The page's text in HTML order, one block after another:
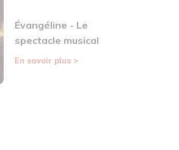
Évangéline - Le
spectacle musical
En savoir plus >